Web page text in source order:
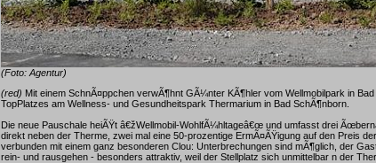
(Foto: Agentur)
(red) Mit einem SchnÃ¤ppchen verwÃ¶hnt GÃ¼nter KÃ¶hler vom Wellmobilpark in
TopPlatzes am Wellness- und Gesundheitspark Thermarium in Bad SchÃ¶nborn.
Die neue Pauschale heiÃŸt â€žWellmobil-WohlfÃ¼hltageâ€œ und umfasst drei
direkt neben der Therme, zwei mal eine 50-prozentige ErmÃ¤ÃŸigung auf den Preis
verbunden mit einem ganz besonderen Clou: Unterbrechungen sind mÃ¶glich, der
rein- und rausgehen - besonders attraktiv, weil der Stellplatz sich unmittelbar n der